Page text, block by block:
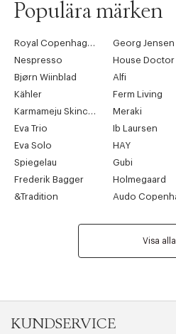
Populära märken
Royal Copenhagen Georg Jensen
Nespresso
House Doctor
Bjørn Wiinblad
Alfi
Kähler
Ferm Living
Karmameju Skincare
Meraki
Eva Trio
Ib Laursen
Eva Solo
HAY
Spiegelau
Gubi
Frederik Bagger
Holmegaard
&Tradition
Visa alla
KUNDSERVICE